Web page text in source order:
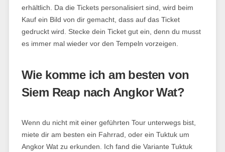
erhältlich. Da die Tickets personalisiert sind, wird beim
Kauf ein Bild von dir gemacht, dass auf das Ticket
gedruckt wird. Stecke dein Ticket gut ein, denn du musst
es immer mal wieder vor den Tempeln vorzeigen.
Wie komme ich am besten von
Siem Reap nach Angkor Wat?
Wenn du nicht mit einer geführten Tour unterwegs bist,
miete dir am besten ein Fahrrad, oder ein Tuktuk um
Angkor Wat zu erkunden. Ich fand die Variante Tuktuk